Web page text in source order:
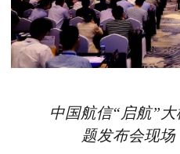
中国航信“启航”
题发布会现场